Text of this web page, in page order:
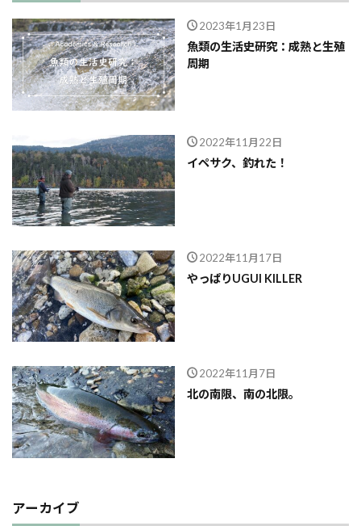
2023年1月23日
魚類の生活史研究：成熟と生殖
周期
2022年11月22日
イペサク、釣れた！
2022年11月17日
やっぱりUGUI KILLER
2022年11月7日
北の南限、南の北限。
アーカイブ